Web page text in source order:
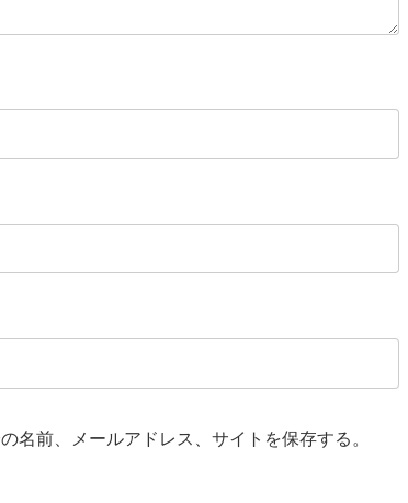
名前、メールアドレス、サイトを保存する。